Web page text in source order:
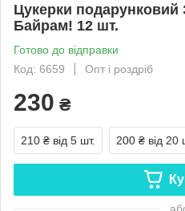
Цукерки подарунковий
Байрам! 12 шт.
Готово до відправки
Код: 6659
Опт і роздріб
230 ₴
210 ₴ від 5 шт. 200 ₴ від 20